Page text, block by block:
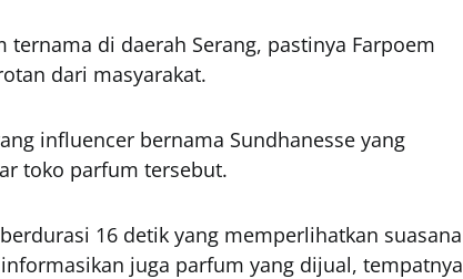
ternama di daerah Serang, pastinya Farpoem
dari masyarakat.
influencer bernama Sundhanesse yang
toko parfum tersebut.
16 detik yang memperlihatkan suasana
juga parfum yang dijual, tempatnya